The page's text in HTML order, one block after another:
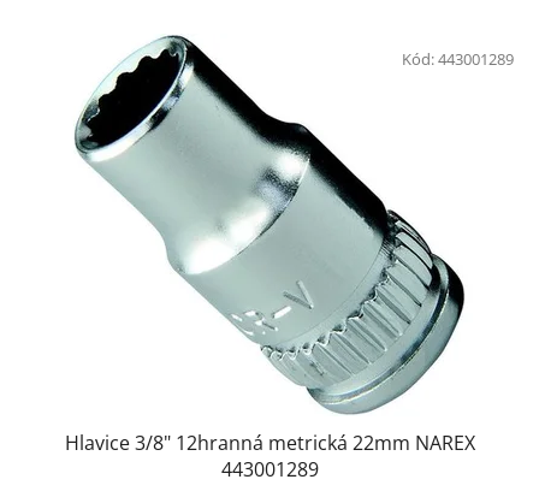
Hlavice 3/8" 12hranná metrická 22mm NAREX
443001289
Kód:443001289